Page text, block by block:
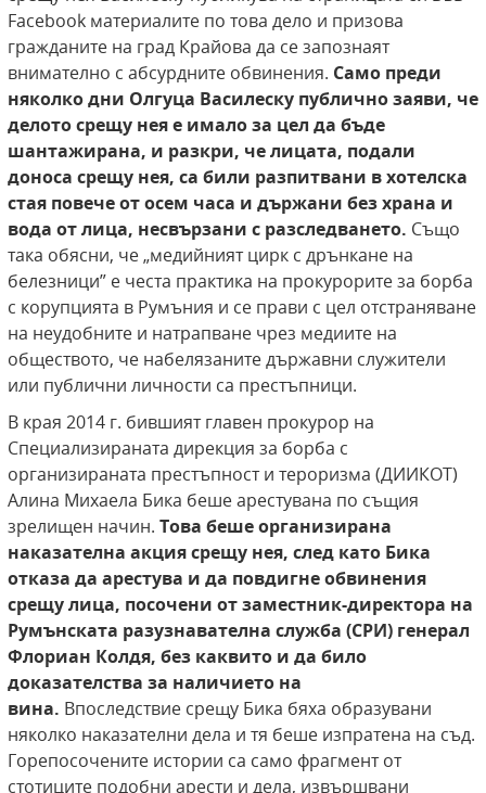
Facebook материалите по това дело и призова
гражданите на град Крайова да се запознаят
внимателно с абсурдните обвинения. Само преди
няколко дни Олгуца Василеску публично заяви, че
делото срещу нея е имало за цел да бъде
шантажирана, и разкри, че лицата, подали
доноса срещу нея, са били разпитвани в хотелска
стая повече от осем часа и държани без храна и
вода от лица, несвързани с разследването. Също
така обясни, че „медийният цирк с дрънкане на
белезници” е честа практика на прокурорите за борба
с корупцията в Румъния и се прави с цел отстраняване
на неудобните и натрапване чрез медиите на
обществото, че набелязаните държавни служители
или публични личности са престъпници.
В края 2014 г. бившият главен прокурор на
Специализираната дирекция за борба с
организираната престъпност и тероризма (ДИИКОТ)
Алина Михаела Бика беше арестувана по същия
зрелищен начин. Това беше организирана
наказателна акция срещу нея, след като Бика
отказа да арестува и да повдигне обвинения
срещу лица, посочени от заместник-директора на
Румънската разузнавателна служба (СРИ) генерал
Флориан Колдя, без каквито и да било
доказателства за наличието на
вина. Впоследствие срещу Бика бяха образувани
няколко наказателни дела и тя беше изпратена на съд.
Горепосочените истории са само фрагмент от
стотиците подобни арести и дела, извършвани